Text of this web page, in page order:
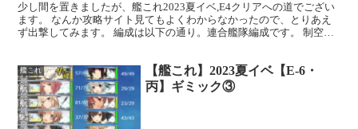
少し間を置きましたが、艦これ2023夏イベ,E4クリアへの道でござい
ます。 なんか攻略サイト見てもよくわからなかったので、とりあえ
ず出撃してみます。 編成は以下の通り。連合艦隊編成です。 制空値
艦これ
【艦これ】2023夏イベ【E-6・
丙】ギミック③